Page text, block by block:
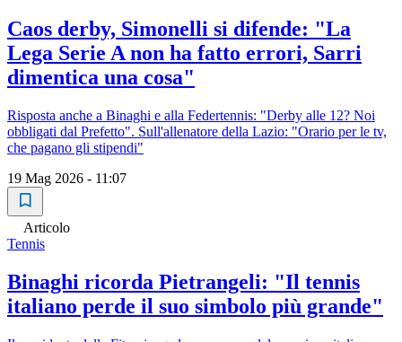
Caos derby, Simonelli si difende: "La
Lega Serie A non ha fatto errori, Sarri
dimentica una cosa"
Risposta anche a Binaghi e alla Federtennis: "Derby alle 12? Noi
obbligati dal Prefetto". Sull'allenatore della Lazio: "Orario per le tv,
che pagano gli stipendi"
19 Mag 2026 - 11:07
Articolo
Tennis
Binaghi ricorda Pietrangeli: "Il tennis
italiano perde il suo simbolo più grande"